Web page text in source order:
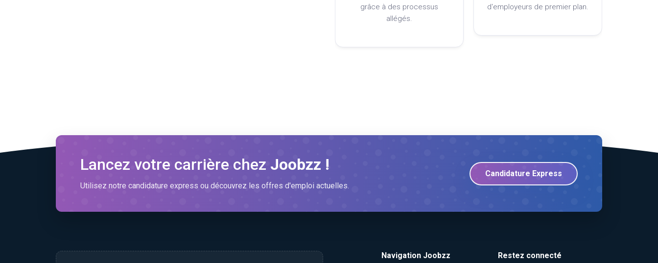
grâce à des processus
allégés.
d'employeurs de premier plan.
Lancez votre carrière chez Joobzz !
Utilisez notre candidature express ou découvrez les offres d'emploi actuelles.
Candidature Express
Navigation Joobzz Restez connecté